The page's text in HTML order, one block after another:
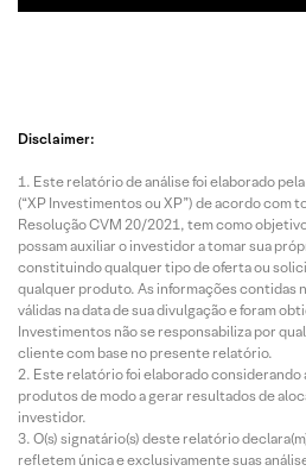
Disclaimer:
Este relatório de análise foi elaborado
(“XP Investimentos ou XP”) de acordo com
Resolução CVM 20/2021, tem como
possam auxiliar o investidor a tomar sua
constituindo qualquer tipo de oferta ou
qualquer produto. As informações contidas
válidas na data de sua divulgação e foram
Investimentos não se responsabiliza por
cliente com base no presente relatório.
Este relatório foi elaborado considerando
produtos de modo a gerar resultados de
investidor.
O(s) signatário(s) deste relatório
refletem única e exclusivamente suas